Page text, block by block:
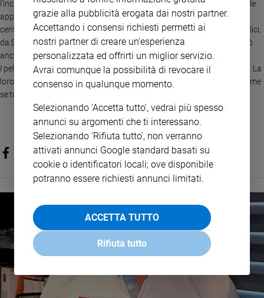
l'incarnazione, morte e risurrezione di Cristo) e rivelazioni private come le
apparizioni mariane che, ricorda, “sono un aiuto per credere ma non il
centro della fede”. E aggiunge: “Dio rivelandosi in privato a uomini semplici,
da San Francesco d'Assisi ai pastorelli di Fatima, rischia perché uno può
anche fuggire e non dare ascolto alla Sua rivelazione”.
I pellegrini, ancheMaria Chiara e Stella, 14 e 13 anni, ascoltano attenti. La
loro faccia? Sta in un verso di Rilke: “Così sempre distratto d'attesa, / come
se tutto t'annunciasse un'amata”.
grazie alla pubblicità erogata dai nostri partner.
Accettando i consensi richiesti permetti ai
nostri partner di creare un'esperienza
personalizzata ed offrirti un miglior servizio.
Avrai comunque la possibilità di revocare il
consenso in qualunque momento.
Selezionando 'Accetta tutto', vedrai più spesso
annunci su argomenti che ti interessano.
Selezionando 'Rifiuta tutto', non verranno
attivati annunci Google standard basati su
cookie o identificatori locali; ove disponibile
potranno essere richiesti annunci limitati.
ACCETTA TUTTO
Rifiuta tutto